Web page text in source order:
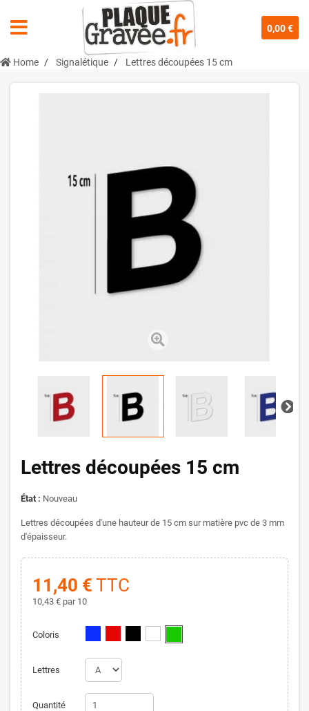
0,00 €
Home Signalétique Lettres découpées 15 cm
Lettres découpées 15 cm
État : Nouveau
Lettres découpées d'une hauteur de 15 cm sur matière pvc de 3 mm
d'épaisseur.
11,40 € TTC
10,43 €par 10
Coloris
Lettres
Quantité